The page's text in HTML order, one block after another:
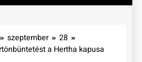
szeptember
28
a Hertha kapusa